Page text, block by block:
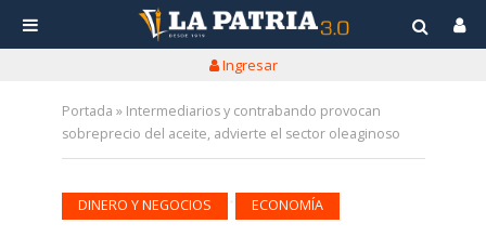
Ingresar
Portada » Intermediarios y contrabando provocan
sobreprecio del aceite, advierte el sector oleaginoso
DINERO Y NEGOCIOS ECONOMÍA